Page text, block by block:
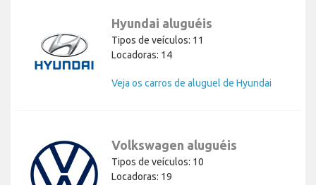
Hyundai aluguéis
Tipos de veículos: 11
Locadoras: 14
Veja os carros de aluguel de Hyundai
Volkswagen aluguéis
Tipos de veículos: 10
Locadoras: 19